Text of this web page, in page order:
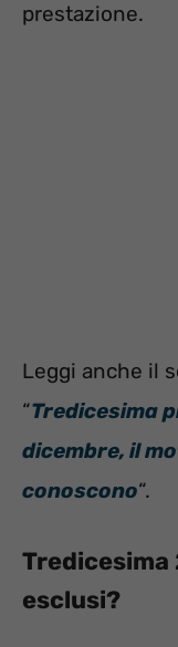
prestazione.
Leggi anche il
“Tredicesima
dicembre, il
conoscono“.
Tredicesima
esclusi?